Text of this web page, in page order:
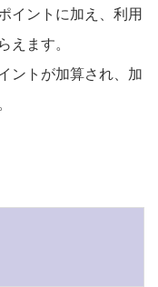
イントに加え、利用
えます。
ントが加算され、加